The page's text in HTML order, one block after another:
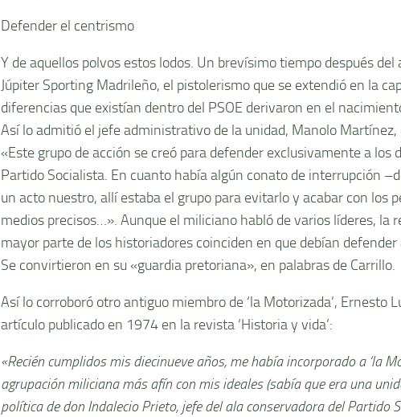
Defender el centrismo
Y de aquellos polvos estos lodos. Un brevísimo tiempo después
Júpiter Sporting Madrileño, el pistolerismo que se extendió en la
diferencias que existían dentro del PSOE derivaron en el
Así lo admitió el jefe administrativo de la unidad, Manolo Martínez,
«Este grupo de acción se creó para defender exclusivamente a los
Partido Socialista. En cuanto había algún conato de interrupción
un acto nuestro, allí estaba el grupo para evitarlo y acabar con los
medios precisos…». Aunque el miliciano habló de varios líderes, la
mayor parte de los historiadores coinciden en que debían defender
Se convirtieron en su «guardia pretoriana», en palabras de Carrillo.
Así lo corroboró otro antiguo miembro de ‘la Motorizada’, Ernesto
artículo publicado en 1974 en la revista ‘Historia y vida’:
«Recién cumplidos mis diecinueve años, me había incorporado a ‘la
agrupación miliciana más afín con mis ideales (sabía que era una
política de don Indalecio Prieto, jefe del ala conservadora del Partido